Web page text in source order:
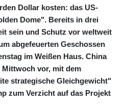
Dollar kosten: das US-
Dome". Bereits in drei
sein und Schutz vor weltweit
abgefeuerten Geschossen
im Weißen Haus. China
vor, mit dem
strategische Gleichgewicht"
zum Verzicht auf das Projekt